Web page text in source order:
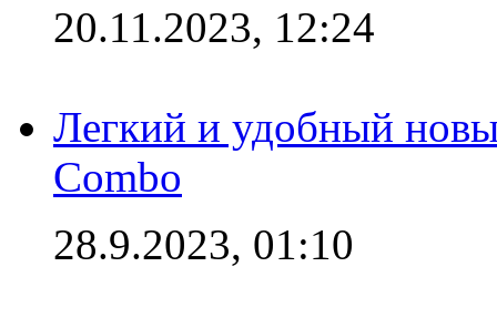
20.11.2023, 12:24
Легкий и удобный
Combo
28.9.2023, 01:10